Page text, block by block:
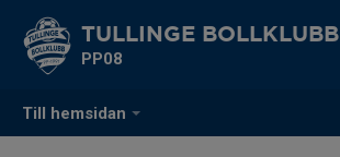
Till hemsidan
TULLINGE BOLLKLUBB
PP08